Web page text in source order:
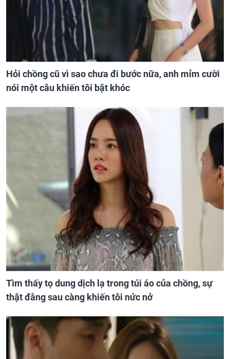
Hỏi chồng cũ vì sao chưa đi bước nữa, anh mỉm cười
nói một câu khiến tôi bật khóc
Tìm thấy tọ dung dịch lạ trong túi áo của chồng, sự
thật đằng sau càng khiến tôi nức nở